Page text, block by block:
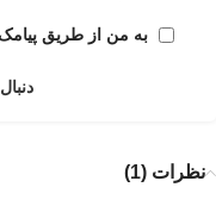
به من از طریق پیامک
نظرات (1)